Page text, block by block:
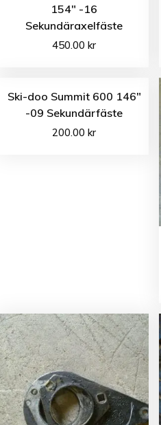
154″ -16
Sekundäraxelfäste
450.00kr
Ski-doo Summit 600 146″
-09 Sekundärfäste
200.00kr